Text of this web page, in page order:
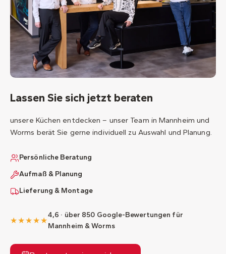
Lassen Sie sich jetzt beraten
unsere Küchen entdecken – unser Team in Mannheim und
Worms berät Sie gerne individuell zu Auswahl und Planung.
Persönliche Beratung
Aufmaß & Planung
Lieferung & Montage
★★★★★
4,6 · über 850 Google-Bewertungen für
Mannheim & Worms